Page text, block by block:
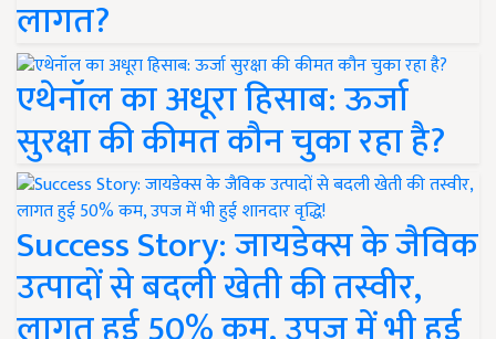
लागत?
एथेनॉल का अधूरा हिसाब: ऊर्जा
सुरक्षा की कीमत कौन चुका रहा है?
Success Story: जायडेक्स के जैविक
उत्पादों से बदली खेती की तस्वीर,